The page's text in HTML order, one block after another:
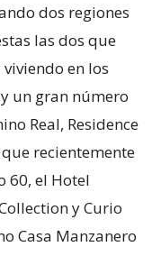
dos regiones
las dos que
en los
un gran número
Real, Residence
recientemente
60, el Hotel
y Curio
Casa Manzanero